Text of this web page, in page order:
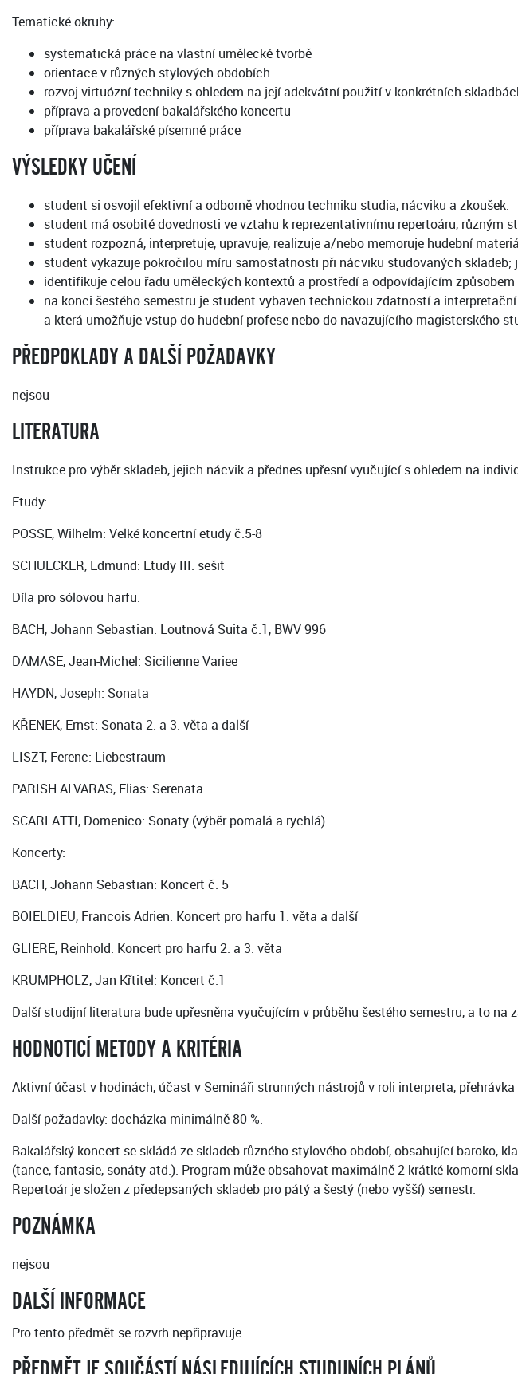
Tematické okruhy:
systematická práce na vlastní umělecké tvorbě
orientace v různých stylových obdobích
rozvoj virtuózní techniky s ohledem na její adekvátní použití v konkrétních
příprava a provedení bakalářského koncertu
příprava bakalářské písemné práce
VÝSLEDKY UČENÍ
student si osvojil efektivní a odborně vhodnou techniku studia, nácviku a zkoušek.
student má osobité dovednosti ve vztahu k reprezentativnímu repertoáru, různým
student rozpozná, interpretuje, upravuje, realizuje a/nebo memoruje hudební
student vykazuje pokročilou míru samostatnosti při nácviku studovaných
identifikuje celou řadu uměleckých kontextů a prostředí a odpovídajícím způsobem
na konci šestého semestru je student vybaven technickou zdatností a
a která umožňuje vstup do hudební profese nebo do navazujícího magisterského
PŘEDPOKLADY A DALŠÍ POŽADAVKY
nejsou
LITERATURA
Instrukce pro výběr skladeb, jejich nácvik a přednes upřesní vyučující s ohledem na
Etudy:
POSSE, Wilhelm: Velké koncertní etudy č.5-8
SCHUECKER, Edmund: Etudy III. sešit
Díla pro sólovou harfu:
BACH, Johann Sebastian: Loutnová Suita č.1, BWV 996
DAMASE, Jean-Michel: Sicilienne Variee
HAYDN, Joseph: Sonata
KŘENEK, Ernst: Sonata 2. a 3. věta a další
LISZT, Ferenc: Liebestraum
PARISH ALVARAS, Elias: Serenata
SCARLATTI, Domenico: Sonaty (výběr pomalá a rychlá)
Koncerty:
BACH, Johann Sebastian: Koncert č. 5
BOIELDIEU, Francois Adrien: Koncert pro harfu 1. věta a další
GLIERE, Reinhold: Koncert pro harfu 2. a 3. věta
KRUMPHOLZ, Jan Křtitel: Koncert č.1
Další studijní literatura bude upřesněna vyučujícím v průběhu šestého semestru, a to
HODNOTICÍ METODY A KRITÉRIA
Aktivní účast v hodinách, účast v Semináři strunných nástrojů v roli interpreta,
Další požadavky: docházka minimálně 80 %.
Bakalářský koncert se skládá ze skladeb různého stylového období, obsahující baroko,
(tance, fantasie, sonáty atd.). Program může obsahovat maximálně 2 krátké komorní
Repertoár je složen z předepsaných skladeb pro pátý a šestý (nebo vyšší) semestr.
POZNÁMKA
nejsou
DALŠÍ INFORMACE
Pro tento předmět se rozvrh nepřipravuje